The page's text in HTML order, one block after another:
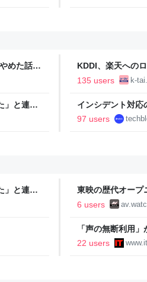
めた話 -
KDDI、楽天への
135 users
k-
」と連絡
ろゆき
インシデント対
Blog
97 users
」と連絡
ろゆき
東映の歴代オープ
6 users
「声の無断利用
22 users